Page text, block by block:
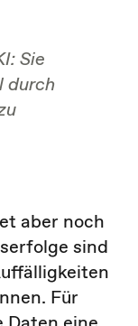
Sie
durch
aber noch
sind
Für